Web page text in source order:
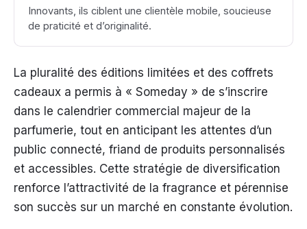
Innovants, ils ciblent une clientèle mobile, soucieuse
de praticité et d’originalité.
La pluralité des éditions limitées et des coffrets
cadeaux a permis à « Someday » de s’inscrire
dans le calendrier commercial majeur de la
parfumerie, tout en anticipant les attentes d’un
public connecté, friand de produits personnalisés
et accessibles. Cette stratégie de diversification
renforce l’attractivité de la fragrance et pérennise
son succès sur un marché en constante évolution.